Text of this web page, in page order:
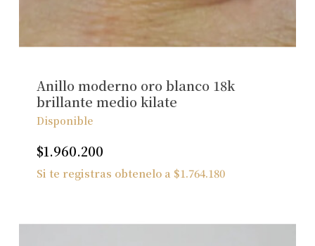
Anillo moderno oro blanco 18k
brillante medio kilate
Disponible
$1.960.200
Si te registras obtenelo a $1.764.180